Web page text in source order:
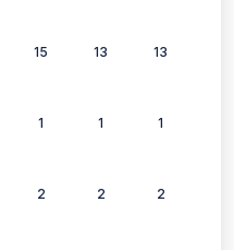
15 13 13
1 1 1
2 2 2